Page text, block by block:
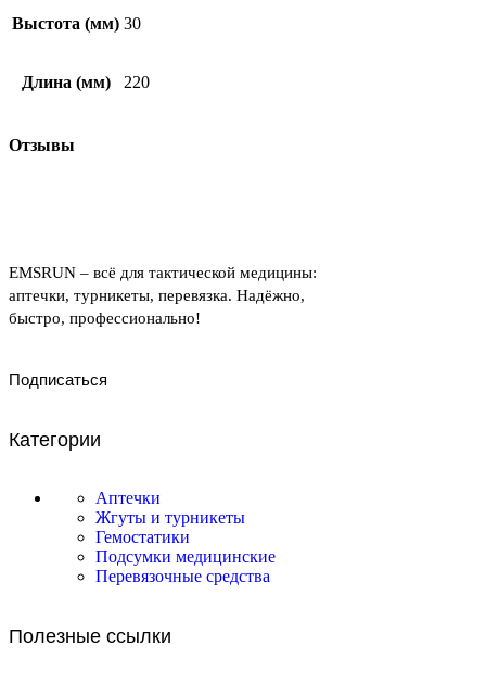
Выстота (мм) 30
Длина (мм) 220
Отзывы
EMSRUN – всё для тактической медицины:
аптечки, турникеты, перевязка. Надёжно,
быстро, профессионально!
Подписаться
Категории
Аптечки
Жгуты и турникеты
Гемостатики
Подсумки медицинские
Перевязочные средства
Полезные ссылки